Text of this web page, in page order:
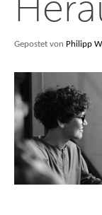
Gepostet von Philipp